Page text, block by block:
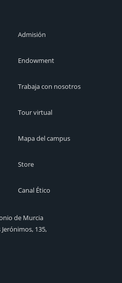
Admisión
Endowment
Trabaja con nosotros
Tour virtual
Mapa del campus
Store
Canal Ético
de Murcia
135,